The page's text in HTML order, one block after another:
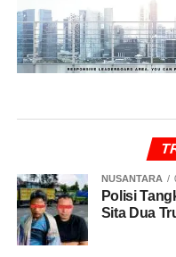
NUSANTARA
Polisi
Sita Dua